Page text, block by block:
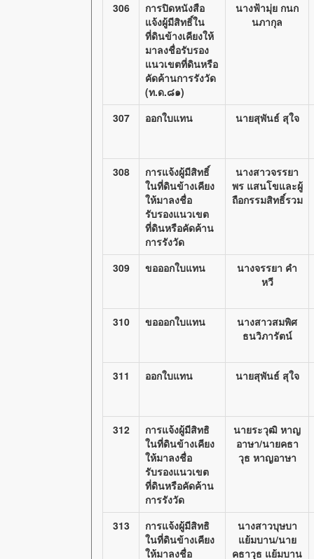
306
การปิดหนังสือ
แจ้งผู้มีสิทธิ์ใน
ที่ดินข้างเคียงให้
มาลงชื่อรับรอง
แนวเขตที่ดินหรือ
คัดค้านการรังวัด
(ท.ด.๘๑)
นางฟ้ามุ่ย กนก
นภากุล
307 ออกใบแทน นายสุพันธ์ สุใจ
308
การแจ้งผู้มีสิทธิ์
ในที่ดินข้างเคียง
ให้มาลงชื่อ
รับรองแนวเขต
ที่ดินหรือคัดค้าน
การรังวัด
นางสาวจรรยา
พร แสนโขและผู้
ถือกรรมสิทธิ์รวม
309 ขอออกใบแทน
นางจรรยา คำ
หวี
310 ขอออกใบแทน
นางสาวสมพิศ
ธนวิภารัตน์
311 ออกใบแทน นายสุพันธ์ สุใจ
312
การแจ้งผู้มีสิทธิ
ในที่ดินข้างเคียง
ให้มาลงชื่อ
รับรองแนวเขต
ที่ดินหรือคัดค้าน
การรังวัด
นายระวุฒิ หาญ
อาษา/นายคธา
วุธ หาญอาษา
313
การแจ้งผู้มีสิทธิ
ในที่ดินข้างเคียง
ให้มาลงชื่อ
นางสาวบุษบา
แย้มบาน/นาย
คธาวุธ แย้มบาน